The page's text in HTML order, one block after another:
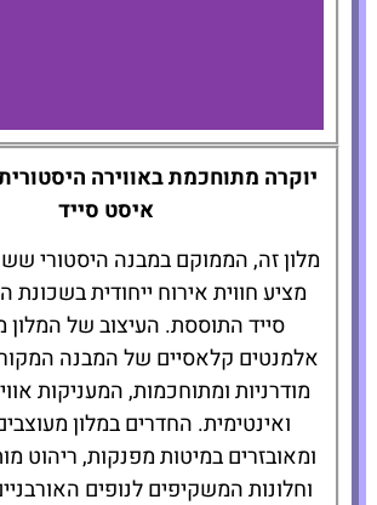
Nine Orchard
להזמנת
המלון לחצו
כאן
יוקרה מתוחכמת באווירה
איסט סייד
מלון זה, הממוקם במבנה היסטורי
מציע חווית אירוח ייחודית בשכונת
סייד התוססת. העיצוב של המלון
אלמנטים קלאסיים של המבנה המקורי
מודרניות ומתוחכמות, המעניקות
ואינטימית. החדרים במלון
ומאובזרים במיטות מפנקות, ריהוט
וחלונות המשקיפים לנופים